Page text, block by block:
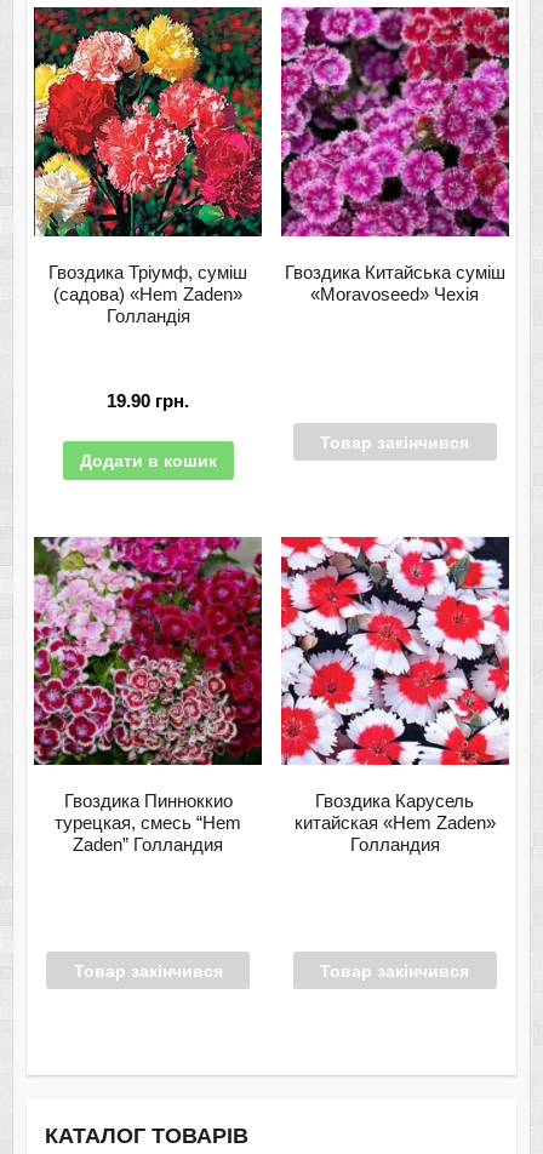
Гвоздика Тріумф, суміш
(садова) «Hem Zaden»
Голландія
19.90 грн.
Додати в кошик
Гвоздика Китайська суміш
«Moravoseed» Чехія
Товар закінчився
Гвоздика Пинноккио
турецкая, смесь “Hem
Zaden” Голландия
Товар закінчився
Гвоздика Карусель
китайская «Hem Zaden»
Голландия
Товар закінчився
КАТАЛОГ ТОВАРІВ